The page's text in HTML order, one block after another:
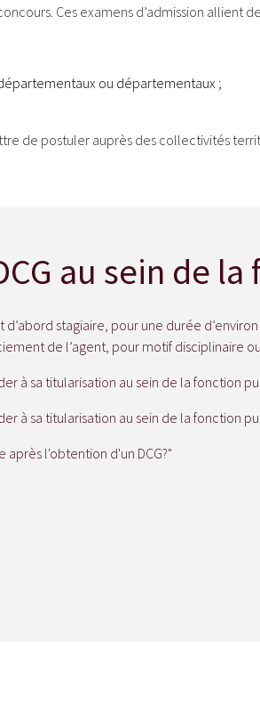
Ces examens d’admission allient
ou départementaux ;
de postuler auprès des collectivités
au sein de
stagiaire, pour une durée
de l’agent, pour motif disciplinaire
à sa titularisation au sein de la fonction
à sa titularisation au sein de la fonction
après l'obtention d'un DCG?"